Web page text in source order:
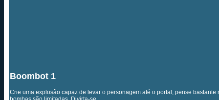
Boombot 1
Crie uma explosão capaz de levar o personagem até o portal, pense bastante